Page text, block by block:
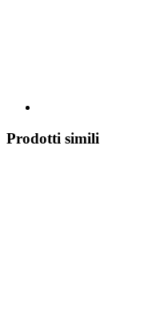
Prodotti simili